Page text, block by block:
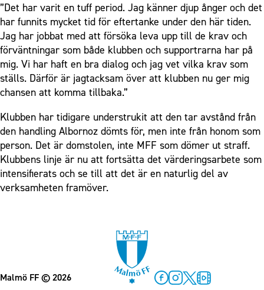
”Det har varit en tuff period. Jag känner djup ånger och det
har funnits mycket tid för eftertanke under den här tiden.
Jag har jobbat med att försöka leva upp till de krav och
förväntningar som både klubben och supportrarna har på
mig. Vi har haft en bra dialog och jag vet vilka krav som
ställs. Därför är jagtacksam över att klubben nu ger mig
chansen att komma tillbaka.”
Klubben har tidigare understrukit att den tar avstånd från
den handling Albornoz dömts för, men inte från honom som
person. Det är domstolen, inte MFF som dömer ut straff.
Klubbens linje är nu att fortsätta det värderingsarbete som
intensifierats och se till att det är en naturlig del av
verksamheten framöver.
Malmö FF© 2026